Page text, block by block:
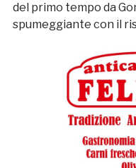
del primo tempo da
spumeggiante con il